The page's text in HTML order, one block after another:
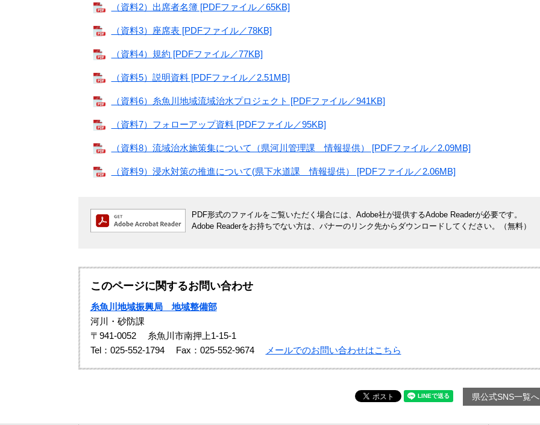
（資料2）出席者名簿 [PDFファイル／65KB]
（資料3）座席表 [PDFファイル／78KB]
（資料4）規約 [PDFファイル／77KB]
（資料5）説明資料 [PDFファイル／2.51MB]
（資料6）糸魚川地域流域治水プロジェクト [PDFファイル／941KB]
（資料7）フォローアップ資料 [PDFファイル／95KB]
（資料8）流域治水施策集について（県河川管理課 情報提供） [PDFファイル／2.09MB]
（資料9）浸水対策の推進について(県下水道課 情報提供） [PDFファイル／2.06MB]
PDF形式のファイルをご覧いただく場合には、Adobe社が提供するAdobe Readerが必要です。
Adobe Readerをお持ちでない方は、バナーのリンク先からダウンロードしてください。（無料）
このページに関するお問い合わせ
糸魚川地域振興局 地域整備部
河川・砂防課
〒941-0052
糸魚川市南押上1-15-1
Tel：025-552-1794
Fax：025-552-9674 メールでのお問い合わせはこちら
県公式SNS一覧へ